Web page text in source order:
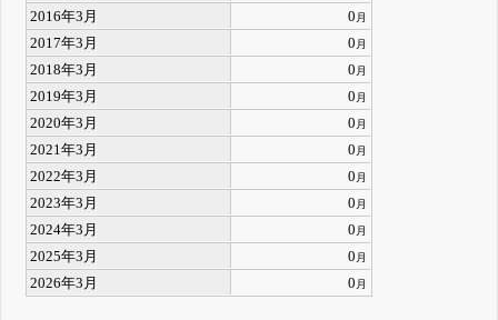
2016年3月 0 月
2017年3月 0 月
2018年3月 0 月
2019年3月 0 月
2020年3月 0 月
2021年3月 0 月
2022年3月 0 月
2023年3月 0 月
2024年3月 0 月
2025年3月 0 月
2026年3月 0 月